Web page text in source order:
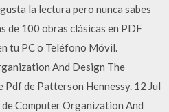
la lectura pero nunca sabes
de 100 obras clásicas en PDF
tu PC o Teléfono Móvil.
And Design The
de Patterson Hennessy. 12 Jul
Computer Organization And